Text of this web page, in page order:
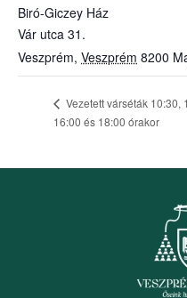
Biró-Giczey Ház
Vár utca 31.
Veszprém, Veszprém 8200
Vezetett várséták 10:30,
16:00 és 18:00 órakor